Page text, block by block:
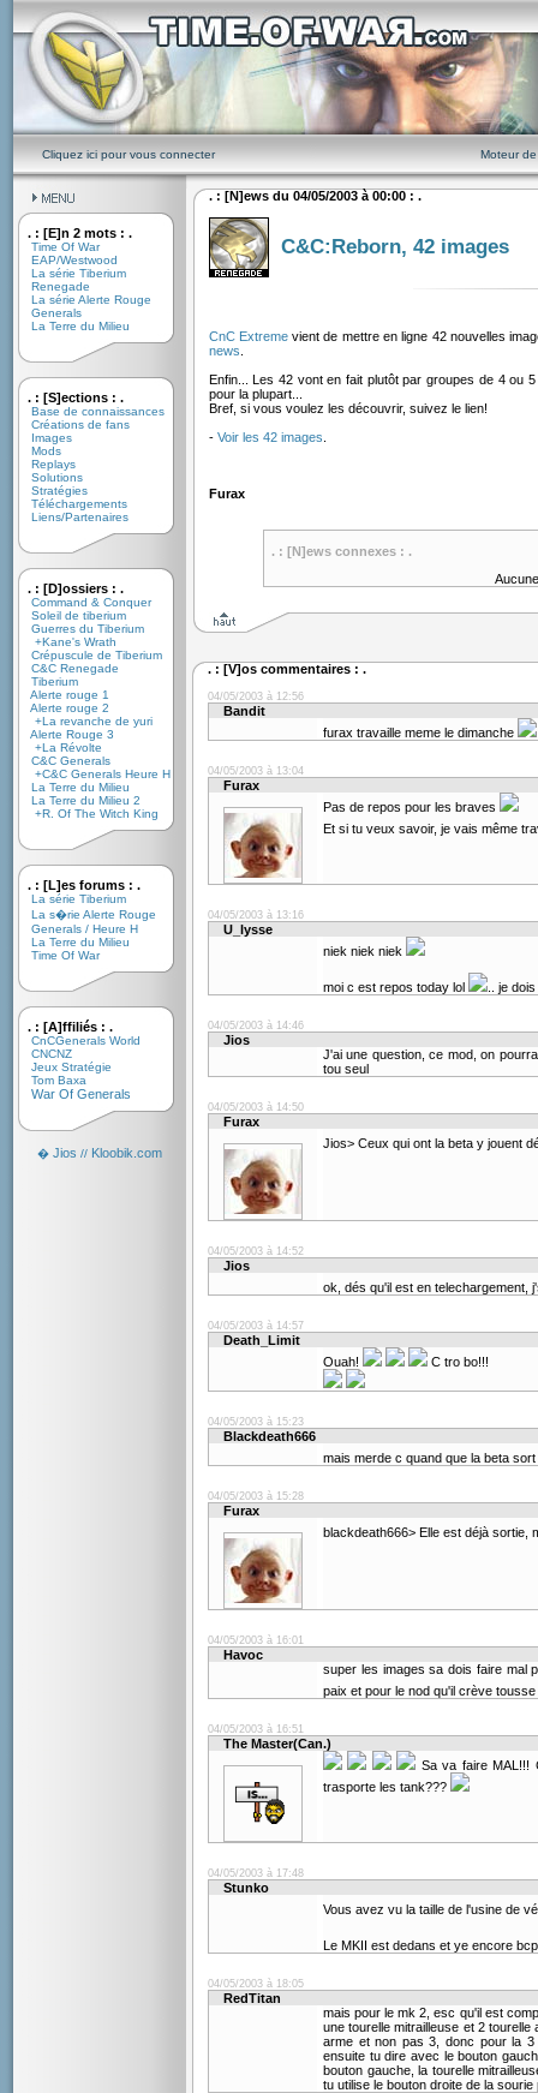
Cliquez ici pour vous connecter Moteur
. : [E]n 2 mots : .
Time Of War
EAP/Westwood
La série Tiberium
Renegade
La série Alerte Rouge
Generals
La Terre du Milieu
. : [S]ections : .
Base de connaissances
Créations de fans
Images
Mods
Replays
Solutions
Stratégies
Téléchargements
Liens/Partenaires
. : [D]ossiers : .
Command & Conquer
Soleil de tiberium
Guerres du Tiberium
+Kane's Wrath
Crépuscule de Tiberium
C&C Renegade
Tiberium
Alerte rouge 1
Alerte rouge 2
+La revanche de yuri
Alerte Rouge 3
+La Révolte
C&C Generals
+C&C Generals Heure H
La Terre du Milieu
La Terre du Milieu 2
+R. Of The Witch King
. : [L]es forums : .
La série Tiberium
La s�rie Alerte Rouge
Generals / Heure H
La Terre du Milieu
Time Of War
. : [A]ffiliés : .
CnCGenerals World
CNCNZ
Jeux Stratégie
Tom Baxa
War Of Generals
� Jios // Kloobik.com
. : [N]ews du 04/05/2003 à 00:00 : .
C&C:Reborn, 42 images
CnC Extremevient de mettre en ligne 42 nouvelles
news
Enfin... Les 42 vont en fait plutôt par groupes de 4 ou
pour la plupart...
Bref, si vous voulez les découvrir, suivez le lien!
- Voir les 42 images
Furax
. : [N]ews connexes : .
. : [V]os commentaires : .
04/05/2003 à 12:56
Bandit
furax travaille meme le dimanche
04/05/2003 à 13:04
Furax
Pas de repos pour les braves
Et si tu veux savoir, je vais même
04/05/2003 à 13:16
U_lysse
niek niek niek
moi c est repos today lol .. je
04/05/2003 à 14:46
Jios
J'ai une question, ce mod, on
tou seul
04/05/2003 à 14:50
Furax
Jios> Ceux qui ont la beta y jouent
04/05/2003 à 14:52
Jios
ok, dés qu'il est en telechargement,
04/05/2003 à 14:57
Death_Limit
Ouah!
C tro bo!!!
04/05/2003 à 15:23
Blackdeath666
mais merde c quand que la beta sort
04/05/2003 à 15:28
Furax
blackdeath666> Elle est déjà sortie,
04/05/2003 à 16:01
Havoc
super les images sa dois faire mal
paix et pour le nod qu'il crève tousse
04/05/2003 à 16:51
The Master(Can.)
Sa va faire MAL!!!
trasporte les tank???
04/05/2003 à 17:48
Stunko
Vous avez vu la taille de l'usine de
Le MKII est dedans et ye encore
04/05/2003 à 18:05
RedTitan
mais pour le mk 2, esc qu'il est
une tourelle mitrailleuse et 2
arme et non pas 3, donc pour la
ensuite tu dire avec le bouton
bouton gauche, la tourelle
tu utilise le bouton droite de la